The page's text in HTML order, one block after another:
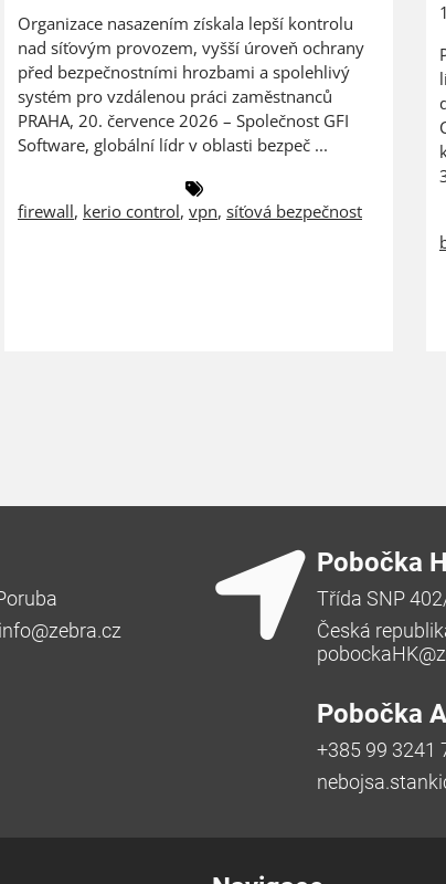
Organizace nasazením získala lepší kontrolu
nad síťovým provozem, vyšší úroveň ochrany
před bezpečnostními hrozbami a spolehlivý
systém pro vzdálenou práci zaměstnanců
PRAHA, 20. července 2026 – Společnost GFI
Software, globální lídr v oblasti bezpeč ...
firewall, kerio control, vpn, síťová bezpečnost
info@zebra.cz
Pobočka
Třída SNP
Česká
Pobočka
+385 99 3241